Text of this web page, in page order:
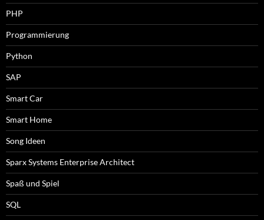
PHP
Programmierung
Python
SAP
Smart Car
Smart Home
Song Ideen
Sparx Systems Enterprise Architect
Spaß und Spiel
SQL